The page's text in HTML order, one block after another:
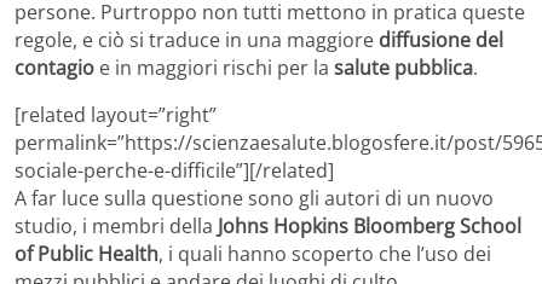
persone. Purtroppo non tutti mettono in pratica queste
regole, e ciò si traduce in una maggiore diffusione del
contagio e in maggiori rischi per la salute pubblica.
[related layout=”right”
permalink=”https://scienzaesalute.blogosfere.it/post/
sociale-perche-e-difficile”][/related]
A far luce sulla questione sono gli autori di un nuovo
studio, i membri della Johns Hopkins Bloomberg School
of Public Health, i quali hanno scoperto che l’uso dei